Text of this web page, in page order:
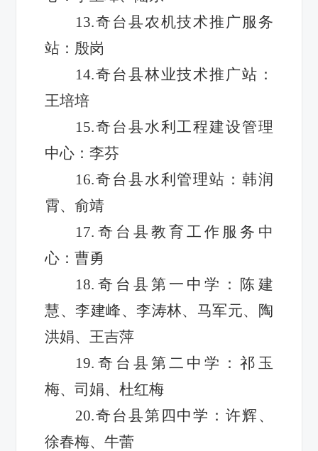
13.奇台县农机技术推广服务
站：殷岗
14.奇台县林业技术推广站：
王培培
15.奇台县水利工程建设管理
中心：李芬
16.奇台县水利管理站：韩润
霄、俞靖
17.奇台县教育工作服务中
心：曹勇
18.奇台县第一中学：陈建
慧、李建峰、李涛林、马军元、陶
洪娟、王吉萍
19.奇台县第二中学：祁玉
梅、司娟、杜红梅
20.奇台县第四中学：许辉、
徐春梅、牛蕾